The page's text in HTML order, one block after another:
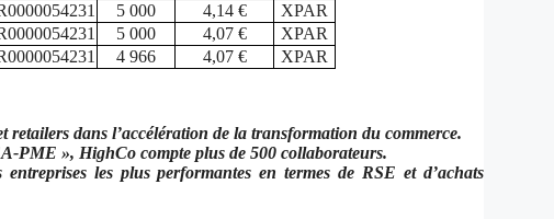
5 000 4,14 €
XPAR
5 000 4,07 €
XPAR
4 966 4,07 € XPAR
dans l’accélération de la transformation du commerce.
PME », HighCo compte plus de 500 collaborateurs.
les plus performantes en termes de RSE et d’achats